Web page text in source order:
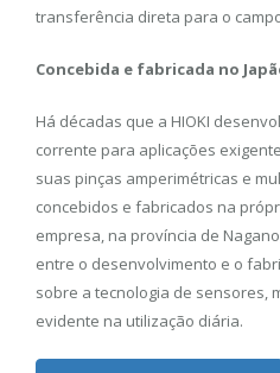
transferência direta para o
Concebida e fabricada no
Há décadas que a HIOKI
corrente para aplicações
suas pinças amperimétricas e
concebidos e fabricados na
empresa, na província de
entre o desenvolvimento e o
sobre a tecnologia de sensores,
evidente na utilização diária.